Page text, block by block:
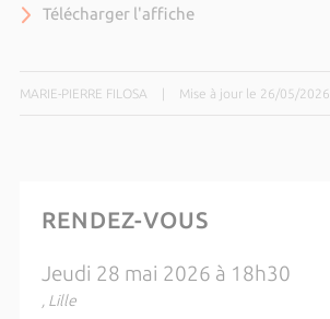
Télécharger l'affiche
MARIE-PIERRE FILOSA Mise à jour le 26/05/2026
RENDEZ-VOUS
Jeudi 28 mai 2026 à 18h30
, Lille